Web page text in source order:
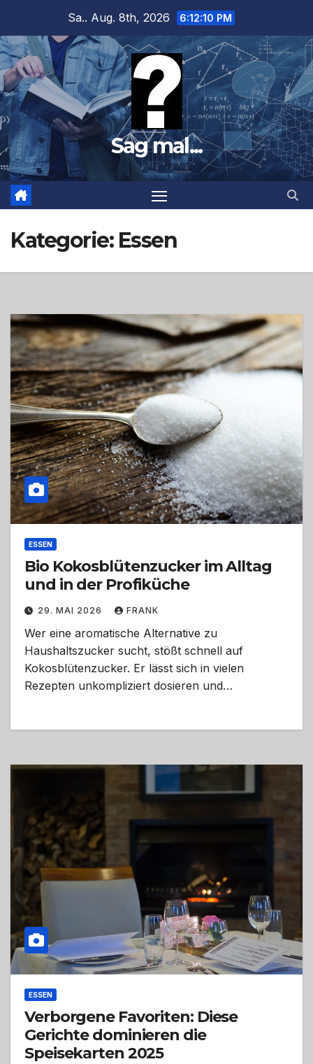
springen
Sa.. Aug. 8th, 2026 6:12:12 PM
Sag mal...
Kategorie: Essen
ESSEN
Bio Kokosblütenzucker im Alltag
und in der Profiküche
29. MAI 2026 FRANK
Wer eine aromatische Alternative zu
Haushaltszucker sucht, stößt schnell auf
Kokosblütenzucker. Er lässt sich in vielen
Rezepten unkompliziert dosieren und…
ESSEN
Verborgene Favoriten: Diese
Gerichte dominieren die
Speisekarten 2025